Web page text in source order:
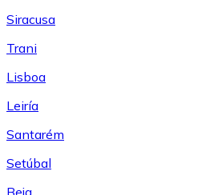
Siracusa
Trani
Lisboa
Leiría
Santarém
Setúbal